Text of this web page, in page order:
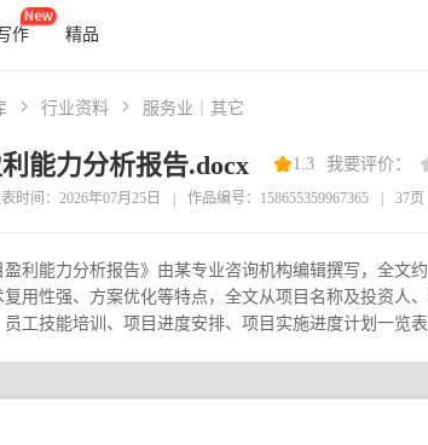
作 精品
行业资料 服务业｜其它
能力分析报告.docx 1.3 我要评价：
时间：2026年07月25日 作品编号：158655359967365 37页
利能力分析报告》由某专业咨询机构编辑撰写，全文
用性强、方案优化等特点，全文从项目名称及投资
工技能培训、项目进度安排、项目实施进度计划一